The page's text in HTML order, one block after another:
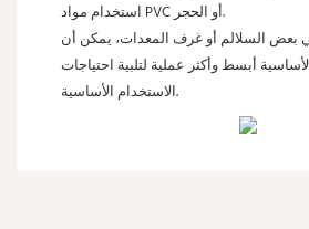
استخدام مواد PVC أو الحجر.
بعض السلالم أو غرف المعدات، يمكن أن
أبسط وأكثر عملية لتلبية احتياجات
الاستخدام الأساسية.